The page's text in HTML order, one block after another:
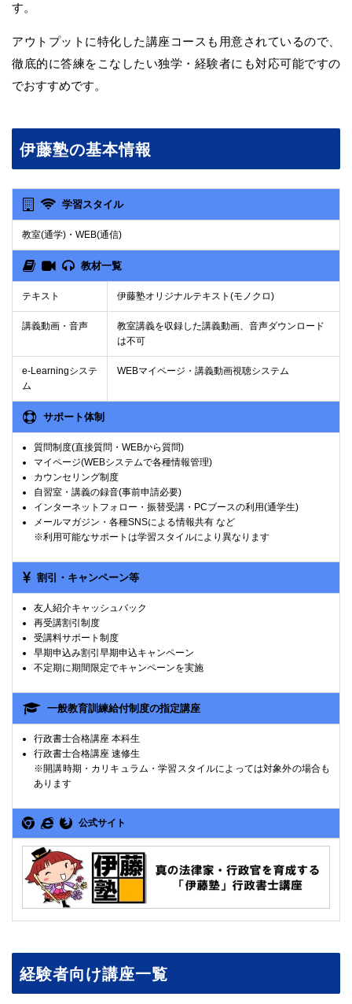
す。
アウトプットに特化した講座コースも用意されているので、
徹底的に答練をこなしたい独学・経験者にも対応可能ですの
でおすすめです。
伊藤塾の基本情報
学習スタイル
教室(通学)・WEB(通信)
教材一覧
テキスト 伊藤塾オリジナルテキスト(モノクロ)
講義動画・音声
教室講義を収録した講義動画、音声ダウンロード
は不可
e-Learningシステ
ム
WEBマイページ・講義動画視聴システム
サポート体制
質問制度(直接質問・WEBから質問)
マイページ(WEBシステムで各種情報管理)
カウンセリング制度
自習室・講義の録音(事前申請必要)
インターネットフォロー・振替受講・PCブースの利用(通学生)
メールマガジン・各種SNSによる情報共有 など
※利用可能なサポートは学習スタイルにより異なります
割引・キャンペーン等
友人紹介キャッシュバック
再受講割引制度
受講料サポート制度
早期申込み割引早期申込キャンペーン
不定期に期間限定でキャンペーンを実施
一般教育訓練給付制度の指定講座
行政書士合格講座 本科生
行政書士合格講座 速修生
※開講時期・カリキュラム・学習スタイルによっては対象外の場合も
あります
公式サイト
経験者向け講座一覧